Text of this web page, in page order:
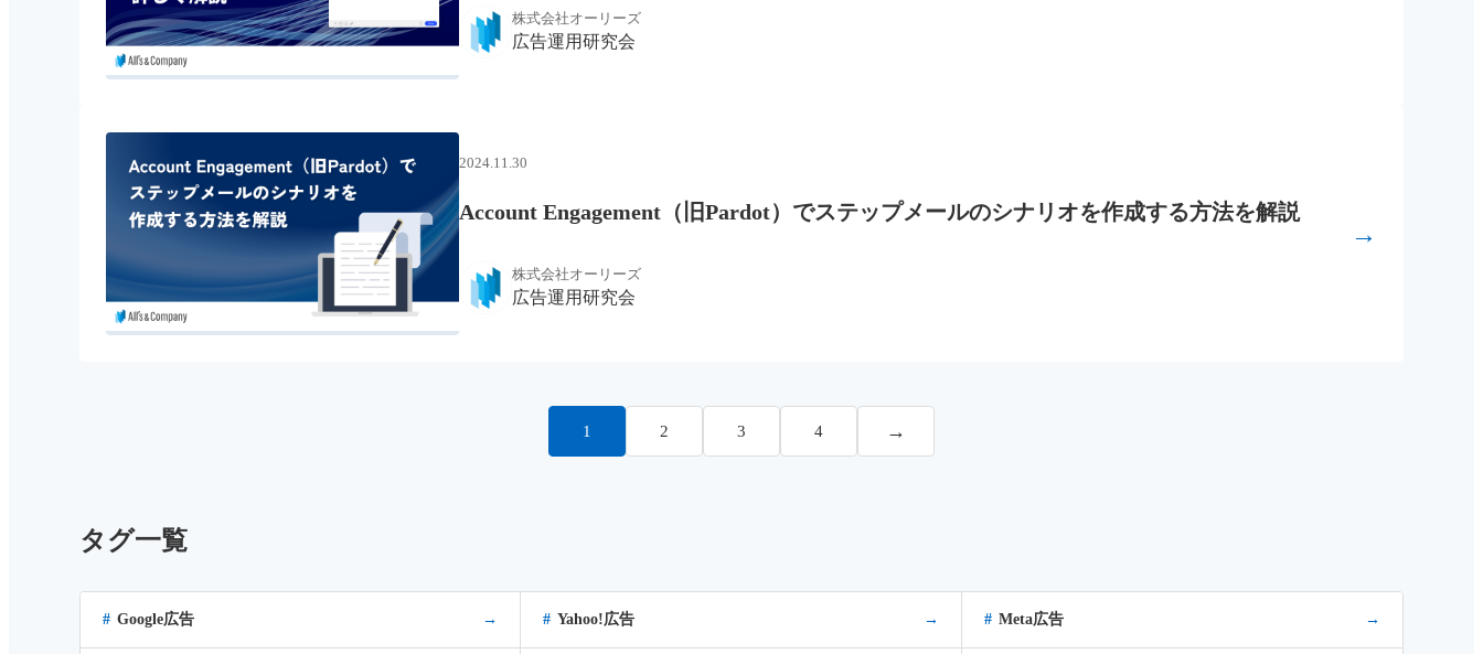
株式会社オーリーズ
広告運用研究会
2024.11.30
Account Engagement（旧Pardot）でステップメールのシナリオを作成する方法を解説
株式会社オーリーズ
広告運用研究会
→
1 2 3 4 →
タグ一覧
Google広告 → Yahoo!広告 → Meta広告 →